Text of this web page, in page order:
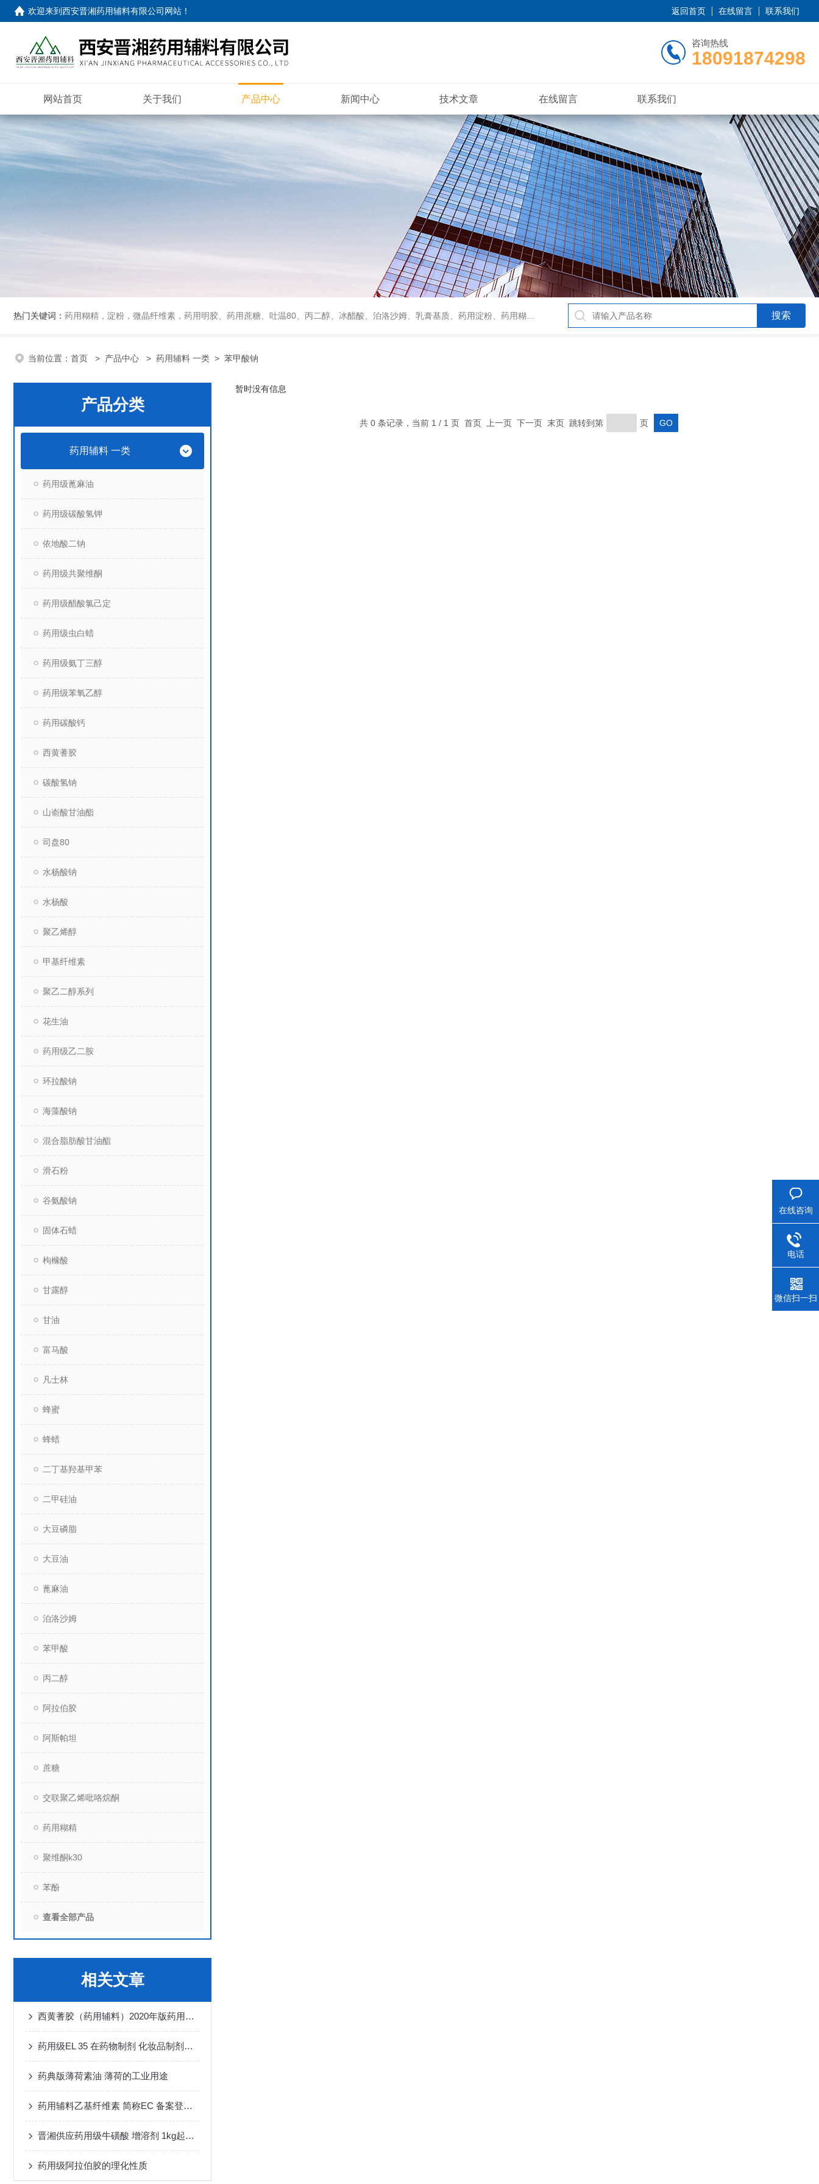
欢迎来到西安晋湘药用辅料有限公司网站 ！ 返回首页 在线留言 联系我们
咨询热线
18091874298
网站首页 关于我们 产品中心 新闻中心 技术文章 在线留言 联系我们
热门关键词： 药用糊精，淀粉，微晶纤维素，药用明胶、药用蔗糖、吐温80、丙二醇、冰醋酸、泊洛沙姆、乳膏基质、药用淀粉、药用糊精、硬脂酸镁、聚丙烯酸树脂系列、羧甲基淀粉钠、羧甲基纤维素钠、可溶性淀粉、甘露醇、羟丙纤维素、羟丙基甲基纤维素、乳糖、交联聚维酮、交联羧甲基纤维素钠、聚乙二醇（PEG）系列、二氧化硅、聚乙烯吡咯烷酮、十八醇、十六醇、预交化淀粉、微晶纤维素、甲基纤维素、乙基纤维素，三氯蔗糖，麝香草酚，药用蜂蜜，
当前位置： 首页 > 产品中心 > 药用辅料 一类 > 苯甲酸钠
产品分类
药用辅料 一类
药用级蓖麻油
药用级碳酸氢钾
依地酸二钠
药用级共聚维酮
药用级醋酸氯己定
药用级虫白蜡
药用级氨丁三醇
药用级苯氧乙醇
药用碳酸钙
西黄蓍胶
碳酸氢钠
山嵛酸甘油酯
司盘80
水杨酸钠
水杨酸
聚乙烯醇
甲基纤维素
聚乙二醇系列
花生油
药用级乙二胺
环拉酸钠
海藻酸钠
混合脂肪酸甘油酯
滑石粉
谷氨酸钠
固体石蜡
枸橼酸
甘露醇
甘油
富马酸
凡士林
蜂蜜
蜂蜡
二丁基羟基甲苯
二甲硅油
大豆磷脂
大豆油
蓖麻油
泊洛沙姆
苯甲酸
丙二醇
阿拉伯胶
阿斯帕坦
蔗糖
交联聚乙烯吡咯烷酮
药用糊精
聚维酮k30
苯酚
查看全部产品
相关文章
西黄蓍胶（药用辅料）2020年版药用辅料 有备案登记号
药用级EL 35 在药物制剂 化妆品制剂中的使用方法
药典版薄荷素油 薄荷的工业用途
药用辅料乙基纤维素 简称EC 备案登记A状态
晋湘供应药用级牛磺酸 增溶剂 1kg起发货
药用级阿拉伯胶的理化性质
暂时没有信息
共 0 条记录，当前 1 / 1 页 首页 上一页 下一页 末页 跳转到第 页
在线咨询
电话
微信扫一扫